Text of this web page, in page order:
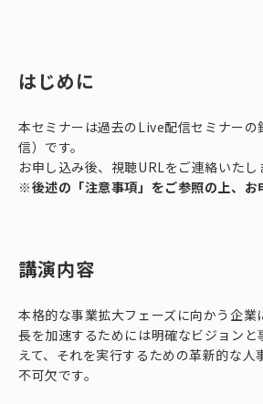
はじめに
本セミナーは過去のLive配信セミナーの
信）です。
お申し込み後、視聴URLをご連絡いたし
※後述の「注意事項」をご参照の上、お
講演内容
本格的な事業拡大フェーズに向かう企業
長を加速するためには明確なビジョン
えて、それを実行するための革新的な人
不可欠です。